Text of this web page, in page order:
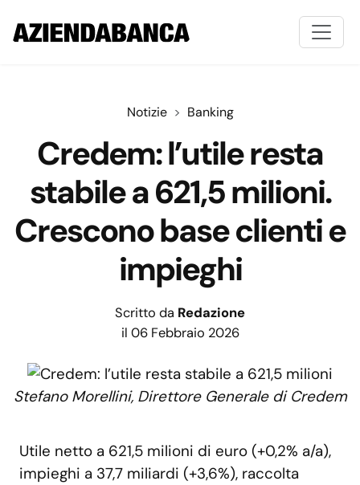
Notizie Banking
Credem: l’utile resta
stabile a 621,5 milioni.
Crescono base clienti e
impieghi
Scritto da Redazione
il 06 Febbraio 2026
Stefano Morellini, Direttore Generale di Credem
Utile netto a 621,5 milioni di euro (+0,2% a/a),
impieghi a 37,7 miliardi (+3,6%), raccolta